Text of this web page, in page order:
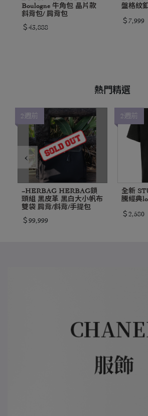
Boulogne 牛角包 晶片款
斜背包/ 肩背包
＄43,888
盤格紋
＄7,999
熱門精選
2週前
~HERBAG HERBAG鎖
頭組 黑皮革 黑白大小帆布
雙袋 肩背/斜背/手提包
＄99,999
2週前
全新
騰經典
＄2,580
‹